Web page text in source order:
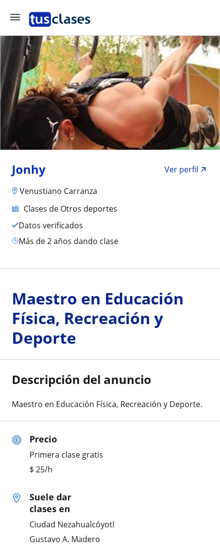
Jonhy
Ver perfil
Venustiano Carranza
Clases de Otros deportes
Datos verificados
más de 2 años dando clase
Precio
Primera clase gratis
$ 25/h
Suele dar
clases en
Ciudad Nezahualcóyotl
Gustavo A. Madero
Maestro en Educación
Física, Recreación y
Deporte
Descripción del anuncio
Maestro en Educación Física, Recreación y Deporte.